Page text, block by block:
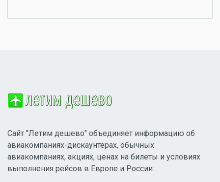
Сайт "Летим дешево" объединяет информацию об
авиакомпаниях-дискаунтерах, обычных
авиакомпаниях, акциях, ценах на билеты и условиях
выполнения рейсов в Европе и России.